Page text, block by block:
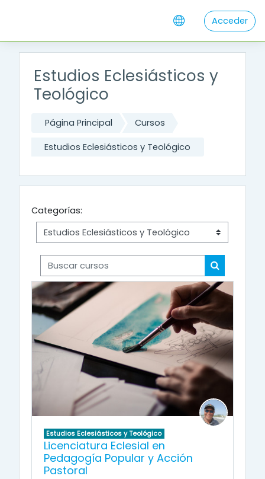
Acceder
Estudios Eclesiásticos y
Teológico
Página Principal Cursos
Estudios Eclesiásticos y Teológico
Categorías:
Buscar cursos
Buscar
Estudios Eclesiásticos y Teológico
Licenciatura Eclesial en
Pedagogía Popular y Acción
Pastoral